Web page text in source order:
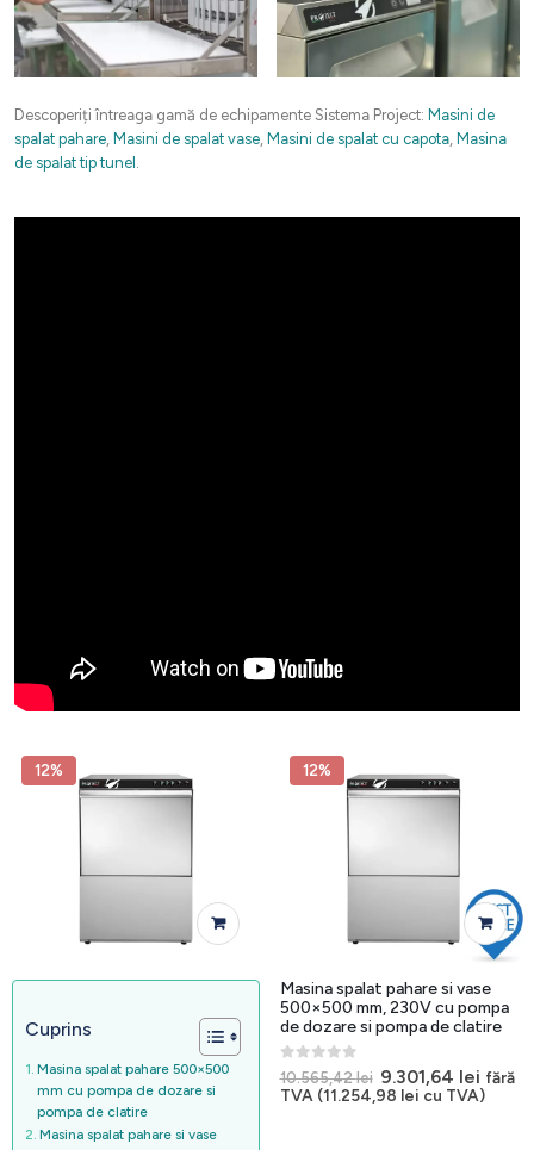
Descoperiți întreaga gamă de echipamente Sistema Project: Masini de
spalat pahare, Masini de spalat vase, Masini de spalat cu capota, Masina
de spalat tip tunel.
12%
Cuprins
Masina spalat pahare 500×500
mm cu pompa de dozare si
pompa de clatire
Masina spalat pahare si vase
12%
Masina spalat pahare si vase
500×500 mm, 230V cu pompa
de dozare si pompa de clatire
0out of 5
10.565,42lei Prețul
inițial
9.301,64 lei Prețul
fără
TVA (11.254,98 lei cu TVA)